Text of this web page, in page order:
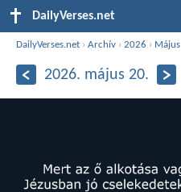
DailyVerses.net
DailyVerses.net ›Archív ›2026 › Május
2026. május 20.